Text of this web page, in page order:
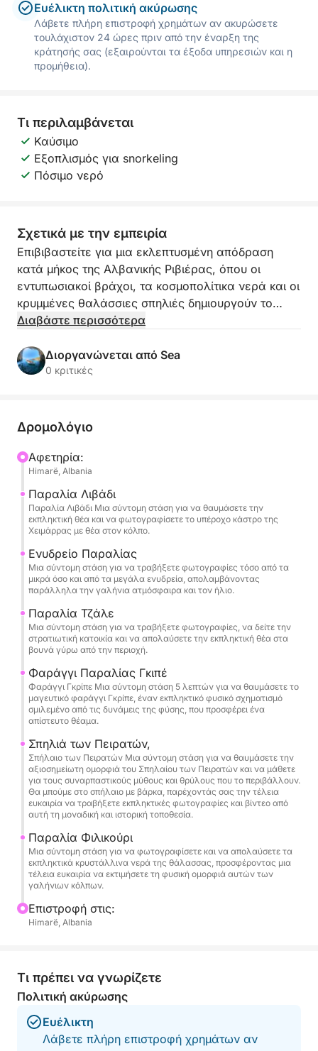
Ευέλικτη πολιτική ακύρωσης
Λάβετε πλήρη επιστροφή χρημάτων αν ακυρώσετε
τουλάχιστον 24 ώρες πριν από την έναρξη της
κράτησής σας (εξαιρούνται τα έξοδα υπηρεσιών και η
προμήθεια).
Τι περιλαμβάνεται
Καύσιμο
Εξοπλισμός για snorkeling
Πόσιμο νερό
Σχετικά με την εμπειρία
Επιβιβαστείτε για μια εκλεπτυσμένη απόδραση
κατά μήκος της Αλβανικής Ριβιέρας, όπου οι
εντυπωσιακοί βράχοι, τα κοσμοπολίτικα νερά και οι
κρυμμένες θαλάσσιες σπηλιές δημιουργούν το
τέλειο σκηνικό για μια πραγματικά αναβαθμισμένη
διάρκειας 2 ωρών ξεκινά από τη μίνι αποβάθρα
της Χειμάρρας και ακολουθεί ένα από τα πιο
παρθένες παραλίες που δίνουν την αίσθηση ότι
Καθώς περνάτε από τη Χειμάρρα, την παραλία
Λιβάδι, την παραλία Ενυδρείο, την παραλία Τζάλι,
τον Κόλπο Κρίσταλ, τον Κόλπο των Ζευγαριών, το
Μυστικό Σπήλαιο, το Σπήλαιο του Περιστεριού, την
(Δίδυμα Σπήλαια), το Σπήλαιο των Πειρατών και
την παραλία Αλευρά, θα έχετε χρόνο να
επιβραδύνετε και να απολαύσετε κάθε στάση. Το
δρομολόγιο έχει προσεκτικό ρυθμό, ώστε να
μπορείτε να κολυμπήσετε, να κάνετε
αναπνευστήρα και να χαλαρώσετε στα πιο καθαρά
το Μυστικό Σπήλαιο, το Σπήλαιο του Περιστεριού
και την παραλία Αλευρά. Παρέχονται μάσκες για
κολύμβηση με αναπνευστήρα, μαζί με
εμφιαλωμένο νερό, ώστε να μπορείτε να φτάσετε
έτοιμοι να απολαύσετε.
Μία από τις πιο αποκλειστικές στιγμές της
περιήγησης είναι η είσοδος με βάρκα στα Δίδυμα
Σπήλαια του Αγίου Θεοδώρου και στο θρυλικό
Σπήλαιο των Πειρατών, γλιστρώντας σε αυτούς
τους φυσικούς θαλάμους για να ζήσετε την
κλίμακα, το χρώμα και την ατμόσφαιρά τους από
το ίδιο το νερό. Είναι μια σπάνια προοπτική που
μετατρέπει την ακτογραμμή σε κάτι
κινηματογραφικό και αξέχαστο.
Διαβάστε περισσότερα
Διοργανώνεται από Sea
0 κριτικές
Δρομολόγιο
Αφετηρία:
Himarë, Albania
Παραλία Λιβάδι
Παραλία Λιβάδι Μια σύντομη στάση για να θαυμάσετε την
εκπληκτική θέα και να φωτογραφίσετε το υπέροχο κάστρο της
Χειμάρρας με θέα στον κόλπο.
Ενυδρείο Παραλίας
Μια σύντομη στάση για να τραβήξετε φωτογραφίες τόσο από τα
μικρά όσο και από τα μεγάλα ενυδρεία, απολαμβάνοντας
παράλληλα την γαλήνια ατμόσφαιρα και τον ήλιο.
Παραλία Τζάλε
Μια σύντομη στάση για να τραβήξετε φωτογραφίες, να δείτε την
στρατιωτική κατοικία και να απολαύσετε την εκπληκτική θέα στα
βουνά γύρω από την περιοχή.
Φαράγγι Παραλίας Γκιπέ
Φαράγγι Γκρίπε Μια σύντομη στάση 5 λεπτών για να θαυμάσετε το
μαγευτικό φαράγγι Γκρίπε, έναν εκπληκτικό φυσικό σχηματισμό
σμιλεμένο από τις δυνάμεις της φύσης, που προσφέρει ένα
απίστευτο θέαμα.
Σπηλιά των Πειρατών,
Σπήλαιο των Πειρατών Μια σύντομη στάση για να θαυμάσετε την
αξιοσημείωτη ομορφιά του Σπηλαίου των Πειρατών και να μάθετε
για τους συναρπαστικούς μύθους και θρύλους που το περιβάλλουν.
Θα μπούμε στο σπήλαιο με βάρκα, παρέχοντάς σας την τέλεια
ευκαιρία να τραβήξετε εκπληκτικές φωτογραφίες και βίντεο από
αυτή τη μοναδική και ιστορική τοποθεσία.
Παραλία Φιλικούρι
Μια σύντομη στάση για να φωτογραφίσετε και να απολαύσετε τα
εκπληκτικά κρυστάλλινα νερά της θάλασσας, προσφέροντας μια
τέλεια ευκαιρία να εκτιμήσετε τη φυσική ομορφιά αυτών των
γαλήνιων κόλπων.
Επιστροφή στις:
Himarë, Albania
Τι πρέπει να γνωρίζετε
Πολιτική ακύρωσης
Ευέλικτη
Λάβετε πλήρη επιστροφή χρημάτων αν